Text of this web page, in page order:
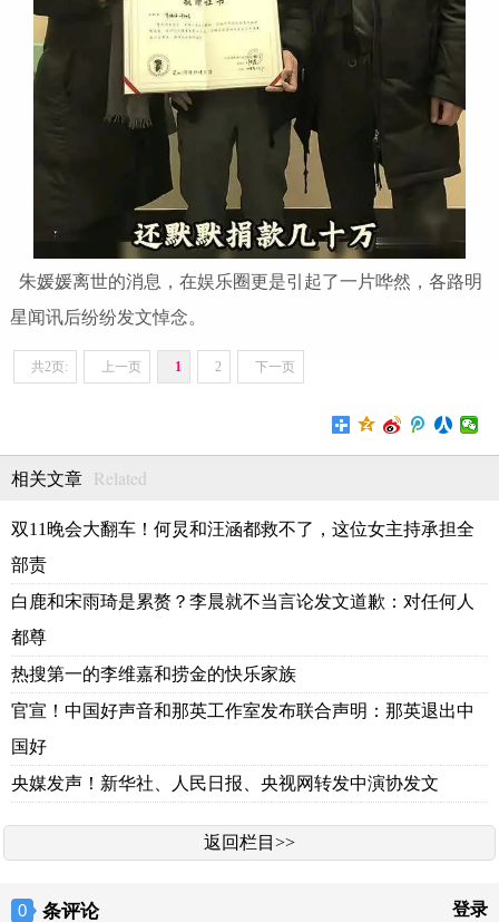
朱媛媛离世的消息，在娱乐圈更是引起了一片哗然，各路明
星闻讯后纷纷发文悼念。
共2页: 上一页 1 2 下一页
相关文章 Related
双11晚会大翻车！何炅和汪涵都救不了，这位女主持承担全
部责
白鹿和宋雨琦是累赘？李晨就不当言论发文道歉：对任何人
都尊
热搜第一的李维嘉和捞金的快乐家族
官宣！中国好声音和那英工作室发布联合声明：那英退出中
国好
央媒发声！新华社、人民日报、央视网转发中演协发文
返回栏目>>
0 条评论 登录